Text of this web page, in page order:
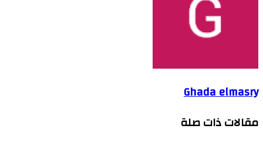
Ghada elmasry
مقالات ذات صلة